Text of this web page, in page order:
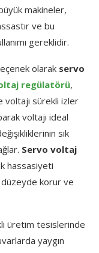
makineler,
ve bu
gereklidir.
olarak servo
regülatörü,
sürekli izler
voltajı ideal
sık
Servo voltaj
hassasiyeti
düzeyde korur ve
üretim tesislerinde
yaygın